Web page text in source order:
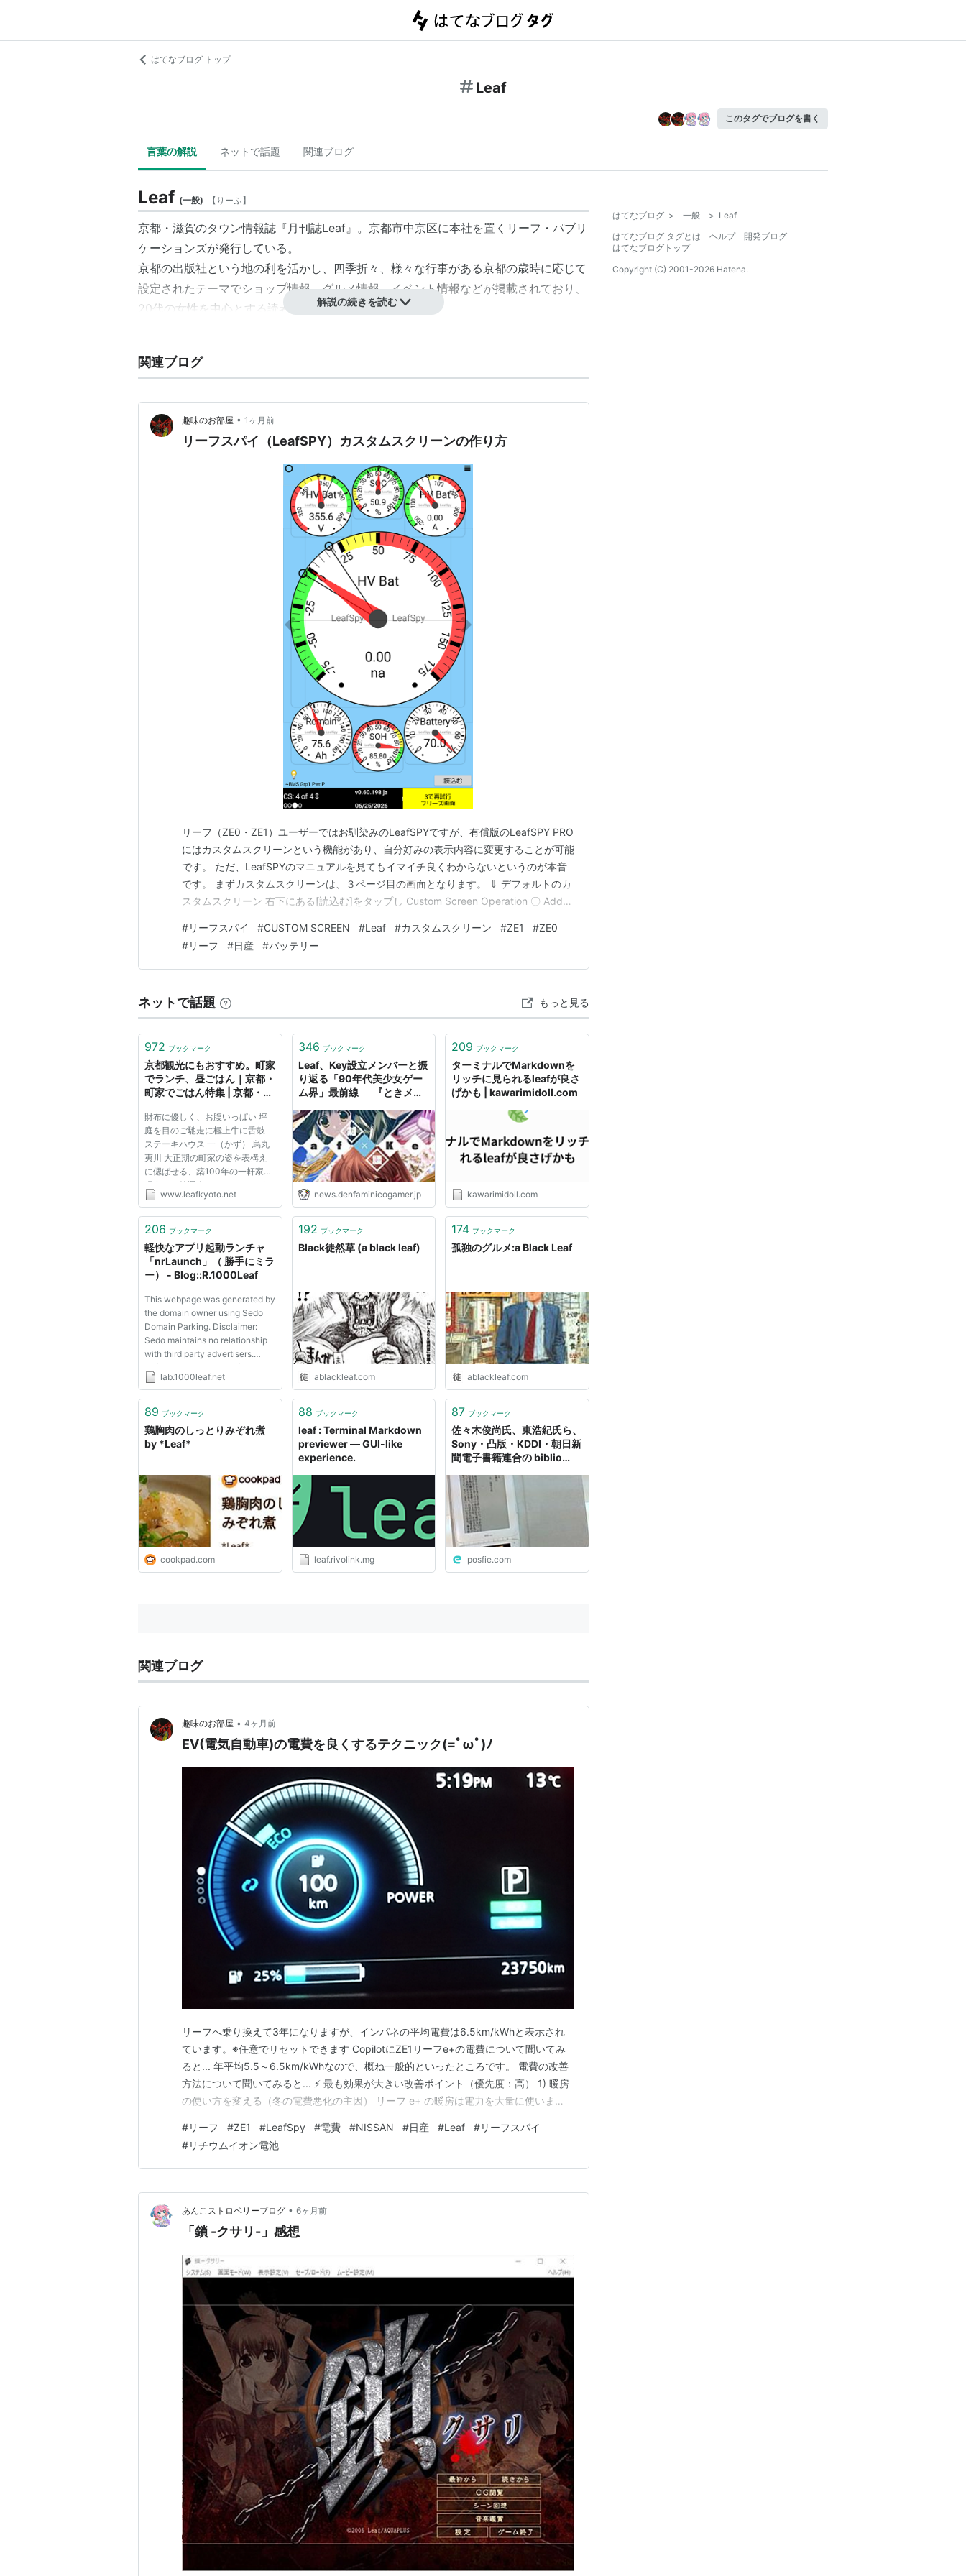
はてなブログ トップ
Leaf
このタグでブログを書く
言葉の解説 ネットで話題 関連ブログ
Leaf (一般) 【 りーふ】
京都・滋賀のタウン情報誌『月刊誌Leaf』。京都市中京区に本社を置くリーフ・パブリ
ケーションズが発行している。
京都の出版社という地の利を活かし、四季折々、様々な行事がある京都の歳時に応じて
設定されたテーマでショップ情報、グルメ情報、イベント情報などが掲載されており、
20代の女性を中心とする読者から高い人気を集めている。
部からの観光客からも評判が高い。
おもな雑誌とムック
Leaf (リーフ) 2009年 08月号 [京都・滋賀のタウン情報誌]
リーフ・パブリケーションズ
出版社/メーカー:リーフ・パブリケーションズ
2009/06/25
メディア:雑誌
: 36回
この商品を含むブログを見る
京都各駅停車112駅―電車で楽しむぶらり旅 (Leaf MOOK)
リーフ・パブリケーションズ
出版社/メーカー:
リーフ・パブリケーションズ
2008/06/25
メディア:ムック
: 19回
この商品を含むブログ (1件) を見る
京料理―伝統を受け継ぐ技と味 (Leaf mook)
リーフ・パブリケーションズ
出版社/メーカー:
リーフ・パブリケーションズ
発売日:2005/09
メディア:ムック
この商品を含むブログ (1件) を見る
京都町家でごはん236―町家で過ごす美味しい時間。 (Leaf
MOOK)
作者: リーフ・パブリケーションズ
出版社/メーカー:
発売日: 2008/06/02
メディア:ムック
着たくなる日―おしゃれな振袖BOOK Vol.4 (Leaf mook)
作者:リーフ・パブリケーションズ,モリ・コミュニケーションズ
出版社/メーカー:リーフ・パブリケーションズ
発売日:
2006/11/20
クリック
: 19回
この商品を含むブログを見る
京都・滋賀のカフェ144―この一軒を探していました。 (Leaf
MOOK)
リーフ・パブリケーションズ
出版社/メーカー:リーフ・パブリケーションズ
発売日:
2006/06/09
メディア:
クリック
この商品を含むブログ (5件) を見る
Leaf (一般) 【りーふ】
英単語リーフ
「木の葉」の意味。
固有名詞
ゲームメーカー略称 →Leaf/AQUAPLUS
人名
レンスター王子 → 「トラキア776」ゲーム主人公
解説の続きを読む
関連ブログ
趣味のお部屋 • 1ヶ月前
リーフスパイ（LeafSPY）カスタムスクリーンの作り方
リーフ（ZE0・ZE1）ユーザーではお馴染みのLeafSPYですが、有償版のLeafSPY PRO
にはカスタムスクリーンという機能があり、自分好みの表示内容に変更することが可能
です。 ただ、LeafSPYのマニュアルを見てもイマイチ良くわからないというのが本音
です。 まずカスタムスクリーンは、３ページ目の画面となります。 ⇓ デフォルトのカ
スタムスクリーン 右下にある[読込む]をタップし Custom Screen Operation 〇 Add
Replace ： 現在のページと置換 〇 …
#リーフスパイ #CUSTOM SCREEN #Leaf #カスタムスクリーン #ZE1 #ZE0
#リーフ #日産 #バッテリー
ネットで話題 もっと見る
972 ブックマーク
京都観光にもおすすめ。町家
でランチ、昼ごはん｜京都・
町家でごはん特集 | 京都・滋
財布に優しく、お腹いっぱい 坪
庭を目のご馳走に極上牛に舌鼓
ステーキハウス 一（かず） 烏丸
夷川 大正期の町家の姿を表構え
に偲ばせる、築100年の一軒家。
現在では特選牛のフルコースがリ
ーズナブルにいただけるステーキ
を集めている。とりわけランチが
の...
www.leafkyoto.net
346 ブックマーク
Leaf、Key設立メンバーと振
り返る「90年代美少女ゲー
ム界」最前線──『ときメ
伝説の名曲『鳥の詩』制作秘
話、時代を変えたKeyの「泣
きゲー」etc……あの時代
の“熱狂”に迫る
news.denfaminicogamer.jp
209 ブックマーク
ターミナルでMarkdownを
リッチに見られるleafが良さ
げかも | kawarimidoll.com
kawarimidoll.com
206 ブックマーク
軽快なアプリ起動ランチャ
「nrLaunch」（ 勝手にミラ
ー） - Blog::R.1000Leaf
This webpage was generated by
the domain owner using Sedo
Domain Parking. Disclaimer:
Sedo maintains no relationship
with third party advertisers.
service or trade mark is not
constitute or imply its
recommendation.
lab.1000leaf.net
192 ブックマーク
Black徒然草 (a black leaf)
ablackleaf.com
174 ブックマーク
孤独のグルメ:a Black Leaf
ablackleaf.com
89 ブックマーク
鶏胸肉のしっとりみぞれ煮
by *Leaf*
cookpad.com
88 ブックマーク
leaf : Terminal Markdown
previewer — GUI-like
experience.
leaf.rivolink.mg
87 ブックマーク
佐々木俊尚氏、東浩紀氏ら、
Sony・凸版・KDDI・朝日新
聞電子書籍連合の biblio
できず、フォントも充実して
いない様子」の広報を知り、
あきれる
posfie.com
関連ブログ
趣味のお部屋 • 4ヶ月前
EV(電気自動車)の電費を良くするテクニック(=ﾟωﾟ)ﾉ
リーフへ乗り換えて3年になりますが、インパネの平均電費は6.5km/kWhと表示され
ています。※任意でリセットできます CopilotにZE1リーフe+の電費について聞いてみ
ると... 年平均5.5～6.5km/kWhなので、概ね一般的といったところです。 電費の改善
方法について聞いてみると... ⚡ 最も効果が大きい改善ポイント（優先度：高） 1) 暖房
の使い方を変える（冬の電費悪化の主因） リーフ e+ の暖房は電力を大量に使いま
「弱め・短時間」で車内が温まったらOFF⇒温度差次第 走り出す前に充電中に暖房で
プ…
#リーフ #ZE1 #LeafSpy #電費 #NISSAN #日産 #Leaf #リーフスパイ
#リチウムイオン電池
あんこストロベリーブログ • 6ヶ月前
「鎖 -クサリ-」感想
はてなブログ > 一般 > Leaf
はてなブログ タグとは
ヘルプ
開発ブログ
はてなブログトップ
Copyright (C) 2001-2026 Hatena.